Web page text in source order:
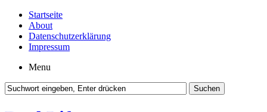
Startseite
About
Datenschutzerklärung
Impressum
Menu